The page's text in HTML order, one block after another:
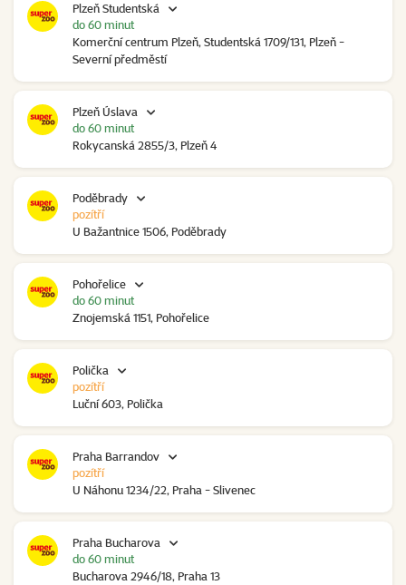
Plzeň Studentská
Komerční centrum Plzeň, Studentská 1709/131, Plzeň -
Severní předměstí
do 60 minut
Plzeň Úslava
Rokycanská 2855/3, Plzeň 4
do 60 minut
Poděbrady
U Bažantnice 1506, Poděbrady
pozítří
Pohořelice
Znojemská 1151, Pohořelice
do 60 minut
Polička
Luční 603, Polička
pozítří
Praha Barrandov
U Náhonu 1234/22, Praha - Slivenec
pozítří
Praha Bucharova
Bucharova 2946/18, Praha 13
do 60 minut